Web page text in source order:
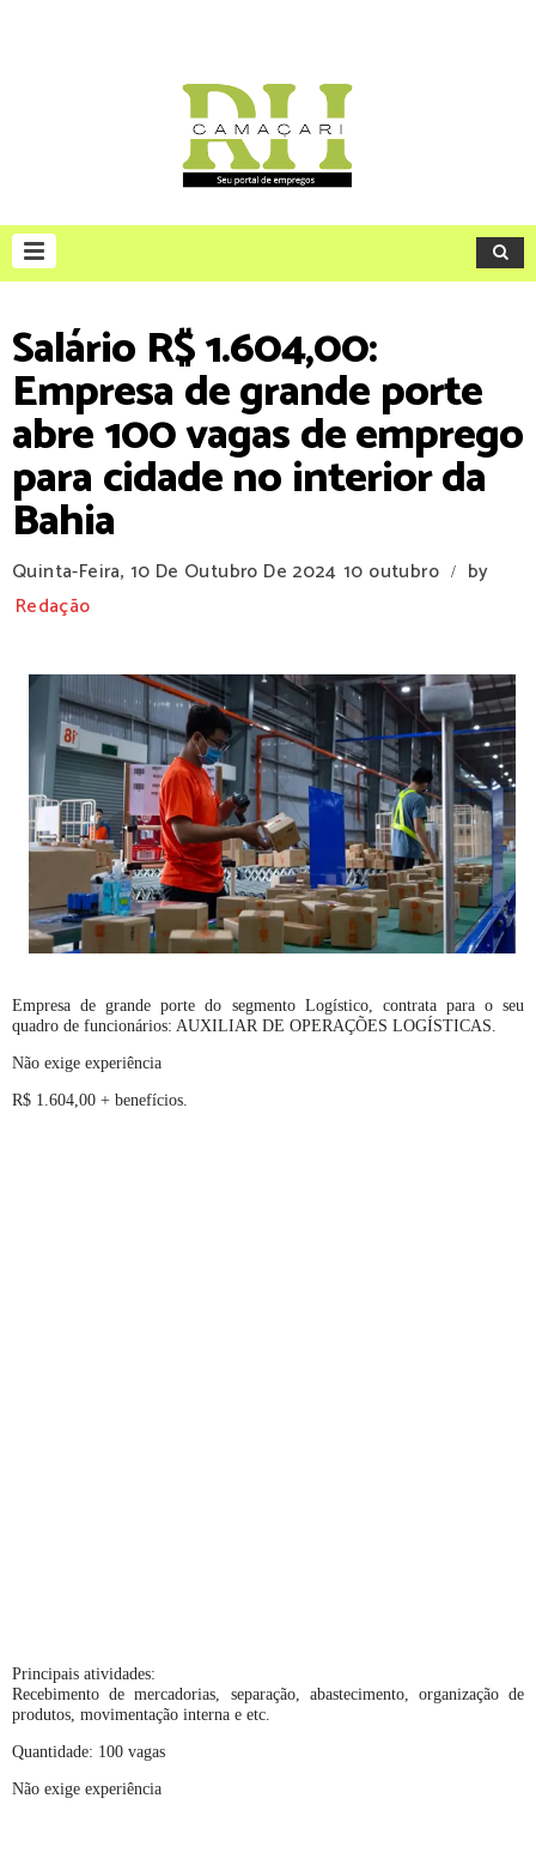
Salário R$ 1.604,00:
Empresa de grande porte
abre 100 vagas de emprego
para cidade no interior da
Bahia
Quinta-Feira, 10 De Outubro De 2024 10 outubro /
by
Redação
Empresa de grande porte do segmento Logístico, contrata para o seu
quadro de funcionários: AUXILIAR DE OPERAÇÕES LOGÍSTICAS.
Não exige experiência
R$ 1.604,00 + benefícios.
Principais atividades:
Recebimento de mercadorias, separação, abastecimento, organização de
produtos, movimentação interna e etc.
Quantidade: 100 vagas
Não exige experiência